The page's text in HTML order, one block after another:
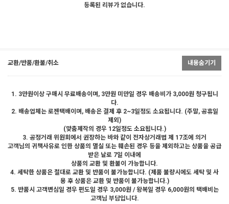
등록된 리뷰가 없습니다.
교환/반품/환불/취소 내용숨기기
1. 3만원이상 구매시 무료배송이며, 3만원 미만일 경우 배송비가 3,000원 청구됩니
다.
2. 배송업체는 로젠택배이며, 배송은 결제 후 2~3일정도 소요됩니다. (주말, 공휴일
제외)
(맞춤제작의 경우 12일정도 소요됩니다.)
3. 공정거래 위원회에서 권장하는 바와 같이 전자상거래법 제 17조에 의거
고객님의 귀책사유로 인한 상품의 멸실 또는 훼손된 경우 등을 제외하고는 상품을 공급
받은 날로 7일 이내에
상품의 교환 및 환불이 가능합니다.
4. 세탁한 상품은 절대로 교환 및 반품이 불가능합니다. (제품 불량시에도 세탁 및 사
용 후 상품은 교환 및 반품이 불가능합니다.)
5. 반품시 고객변심일 경우 편도일 경우 3,000원 / 왕복일 경우 6,000원의 택배비는
고객님 부담입니다.